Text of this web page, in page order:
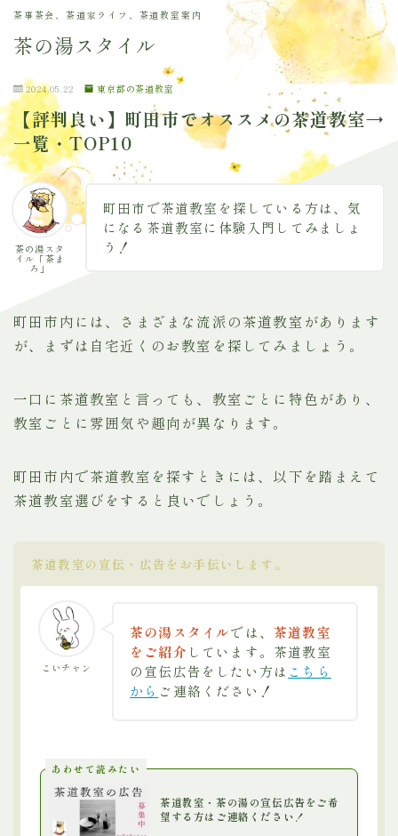
茶の湯スタイル
茶事茶会、茶道家ライフ、茶道教室案内
2024.05.22 東京都の茶道教室
【評判良い】町田市でオススメの茶道教室→
一覧・TOP10
茶の湯スタ
イル「茶ま
ろ」
町田市で茶道教室を探している方は、気
になる茶道教室に体験入門してみましょ
う！
町田市内には、さまざまな流派の茶道教室があります
が、まずは自宅近くのお教室を探してみましょう。
一口に茶道教室と言っても、教室ごとに特色があり、
教室ごとに雰囲気や趣向が異なります。
町田市内で茶道教室を探すときには、以下を踏まえて
茶道教室選びをすると良いでしょう。
茶道教室の宣伝・広告をお手伝いします。
こいチャン
茶の湯スタイルでは、茶道教室
をご紹介 しています。茶道教室
の宣伝広告をしたい方は こちら
から ご連絡ください！
あわせて読みたい
茶道教室・茶の湯の宣伝広告をご希
望する方はご連絡ください！